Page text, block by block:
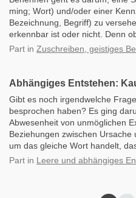
ming; Wort) und/oder einer
Bezeichnung, Begriff) zu
erkennbar ist oder nicht. Denn
Part in Zuschreiben, geistiges
Abhängiges Entstehen:
Gibt es noch irgendwelche
besprochen haben? Es ging
Abwesenheit von unmöglichen
Beziehungen zwischen
um das gleiche Wort handelt,
Part in Leere und abhängiges